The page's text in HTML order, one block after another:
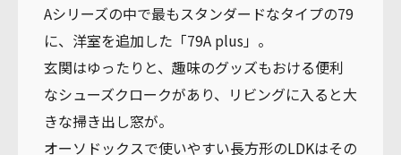
Aシリーズの中で最もスタンダードなタイプの79
に、洋室を追加した「79A plus」。
玄関はゆったりと、趣味のグッズもおける便利
なシューズクロークがあり、リビングに入ると大
きな掃き出し窓が。
オーソドックスで使いやすい長方形のLDKはその